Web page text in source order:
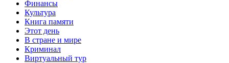
Финансы
Культура
Книга памяти
Этот день
В стране и мире
Криминал
Виртуальный тур